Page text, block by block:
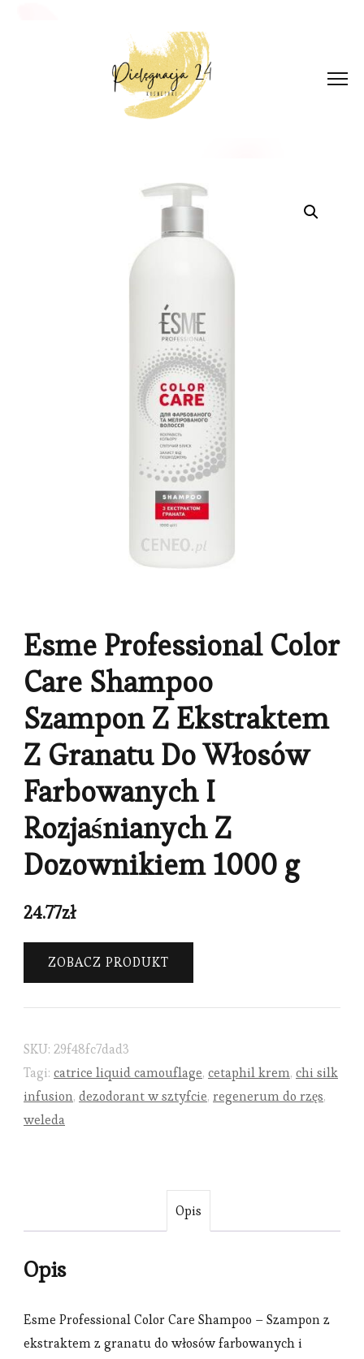
Esme Professional Color
Care Shampoo
Szampon Z Ekstraktem
Z Granatu Do Włosów
Farbowanych I
Rozjaśnianych Z
Dozownikiem 1000 g
24.77zł
ZOBACZ PRODUKT
SKU: 29f48fc7dad3
Tagi: catrice liquid camouflage, cetaphil krem, chi silk
infusion, dezodorant w sztyfcie, regenerum do rzęs,
weleda
Opis
Opis
Esme Professional Color Care Shampoo – Szampon z
ekstraktem z granatu do włosów farbowanych i